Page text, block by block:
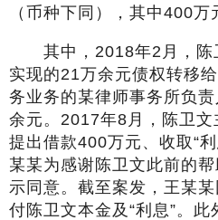
（币种下同），其中400万
其中，2018年2月，陈
实现的21万余元债权转移
务业务的某律师事务所负
余元。2017年8月，陈卫
提出借款400万元、收取“
某某为感谢陈卫文此前的
示同意。截至案发，王某
付陈卫文本金及“利息”。